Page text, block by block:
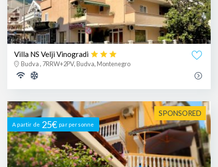
Villa NS Velji Vinogradi
Budva , 7RRW+2PV, Budva, Montenegro
SPONSORED
A partir de 25€ par personne